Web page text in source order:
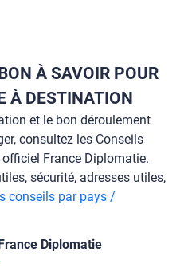
À SAVOIR POUR
À DESTINATION
et le bon déroulement
consultez les Conseils
France Diplomatie.
sécurité, adresses utiles,
conseils par pays /
Diplomatie